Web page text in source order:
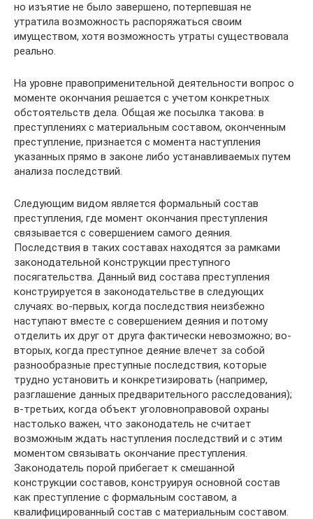
но изъятие не было завершено, потерпевшая не
утратила возможность распоряжаться своим
имуществом, хотя возможность утраты существовала
реально.
На уровне правоприменительной деятельности вопрос о
моменте окончания решается с учетом конкретных
обстоятельств дела. Общая же посылка такова: в
преступлениях с материальным составом, оконченным
преступление, признается с момента наступления
указанных прямо в законе либо устанавливаемых путем
анализа последствий.
Следующим видом является формальный состав
преступления, где момент окончания преступления
связывается с совершением самого деяния.
Последствия в таких составах находятся за рамками
законодательной конструкции преступного
посягательства. Данный вид состава преступления
конструируется в законодательстве в следующих
случаях: во-первых, когда последствия неизбежно
наступают вместе с совершением деяния и потому
отделить их друг от друга фактически невозможно; во-
вторых, когда преступное деяние влечет за собой
разнообразные преступные последствия, которые
трудно установить и конкретизировать (например,
разглашение данных предварительного расследования);
в-третьих, когда объект уголовноправовой охраны
настолько важен, что законодатель не считает
возможным ждать наступления последствий и с этим
моментом связывать окончание преступления.
Законодатель порой прибегает к смешанной
конструкции составов, конструируя основной состав
как преступление с формальным составом, а
квалифицированный состав с материальным составом.